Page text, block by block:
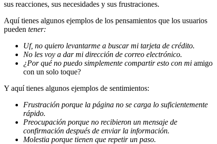
sus reacciones, sus necesidades y sus frustraciones.
Aquí tienes algunos ejemplos de los pensamientos que los usuarios
pueden tener:
Uf, no quiero levantarme a buscar mi tarjeta de crédito.
No les voy a dar mi dirección de correo electrónico.
¿Por qué no puedo simplemente compartir esto con mi amigo
con un solo toque?
Y aquí tienes algunos ejemplos de sentimientos:
Frustración porque la página no se carga lo suficientemente
rápido.
Preocupación porque no recibieron un mensaje de
confirmación después de enviar la información.
Molestia porque tienen que repetir un paso.